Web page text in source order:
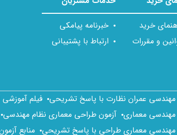
خرید
و مقررات
خبرنامه پیامکی
ارتباط با پشتیبانی
مهندسی عمران نظارت با پاسخ تشریحی فیلم
مهندسی معماری آزمون طراحی معماری نظام مهندسی
مهندسی معماری طراحی با پاسخ تشریحی
منابع